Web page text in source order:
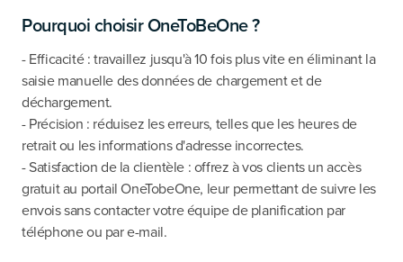
Pourquoi choisir OneToBeOne ?
- Efficacité : travaillez jusqu'à 10 fois plus vite en éliminant la
saisie manuelle des données de chargement et de
déchargement.
- Précision : réduisez les erreurs, telles que les heures de
retrait ou les informations d'adresse incorrectes.
- Satisfaction de la clientèle : offrez à vos clients un accès
gratuit au portail OneTobeOne, leur permettant de suivre les
envois sans contacter votre équipe de planification par
téléphone ou par e-mail.